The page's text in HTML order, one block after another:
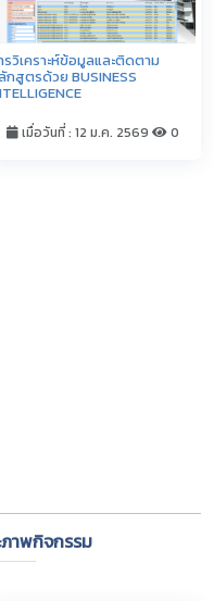
รวิเคราะห์ข้อมูลและติดตาม
กสูตรด้วย BUSINESS
เมื่อวันที่ : 12 ม.ค. 2569 0
าพกิจกรรม